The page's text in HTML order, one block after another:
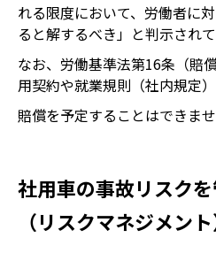
れる限度において、労働者に
ると解するべき」と判示されて
なお、労働基準法第16条（賠
用契約や就業規則（社内規定
賠償を予定することはできませ
社用車の事故リスク
（リスクマネジメント